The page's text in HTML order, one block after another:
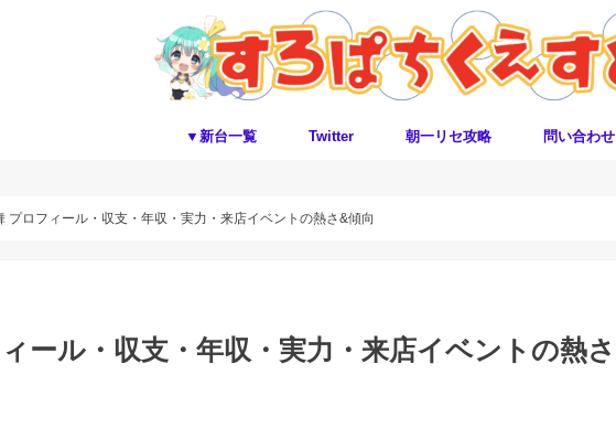
▼新台一覧 Twitter 朝一リセ攻略 問い合わせ
プロフィール・収支・年収・実力・来店イベントの熱さ&傾向
ール・収支・年収・実力・来店イベントの熱さ